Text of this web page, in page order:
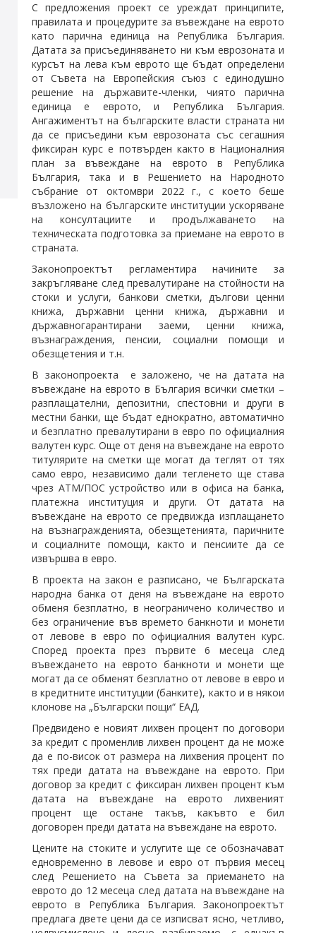
С предложения проект се уреждат принципите,
правилата и процедурите за въвеждане на еврото
като парична единица на Република България.
Датата за присъединяването ни към еврозоната и
курсът на лева към еврото ще бъдат определени
от Съвета на Европейския съюз с единодушно
решение на държавите-членки, чиято парична
единица е еврото, и Република България.
Ангажиментът на българските власти страната ни
да се присъедини към еврозоната със сегашния
фиксиран курс е потвърден както в Националния
план за въвеждане на еврото в Република
България, така и в Решението на Народното
събрание от октомври 2022 г., с което беше
възложено на българските институции ускоряване
на консултациите и продължаването на
техническата подготовка за приемане на еврото в
страната.
Законопроектът регламентира начините за
закръгляване след превалутиране на стойности на
стоки и услуги, банкови сметки, дългови ценни
книжа, държавни ценни книжа, държавни и
държавногарантирани заеми, ценни книжа,
възнаграждения, пенсии, социални помощи и
обезщетения и т.н.
В законопроекта е заложено, че на датата на
въвеждане на еврото в България всички сметки –
разплащателни, депозитни, спестовни и други в
местни банки, ще бъдат еднократно, автоматично
и безплатно превалутирани в евро по официалния
валутен курс. Още от деня на въвеждане на еврото
титулярите на сметки ще могат да теглят от тях
само евро, независимо дали тегленето ще става
чрез АТМ/ПОС устройство или в офиса на банка,
платежна институция и други. От датата на
въвеждане на еврото се предвижда изплащането
на възнагражденията, обезщетенията, паричните
и социалните помощи, както и пенсиите да се
извършва в евро.
В проекта на закон е разписано, че Българската
народна банка от деня на въвеждане на еврото
обменя безплатно, в неограничено количество и
без ограничение във времето банкноти и монети
от левове в евро по официалния валутен курс.
Според проекта през първите 6 месеца след
въвеждането на еврото банкноти и монети ще
могат да се обменят безплатно от левове в евро и
в кредитните институции (банките), както и в някои
клонове на „Български пощи“ ЕАД.
Предвидено е новият лихвен процент по договори
за кредит с променлив лихвен процент да не може
да е по-висок от размера на лихвения процент по
тях преди датата на въвеждане на еврото. При
договор за кредит с фиксиран лихвен процент към
датата на въвеждане на еврото лихвеният
процент ще остане такъв, какъвто е бил
договорен преди датата на въвеждане на еврото.
Цените на стоките и услугите ще се обозначават
едновременно в левове и евро от първия месец
след Решението на Съвета за приемането на
еврото до 12 месеца след датата на въвеждане на
еврото в Република България. Законопроектът
предлага двете цени да се изписват ясно, четливо,